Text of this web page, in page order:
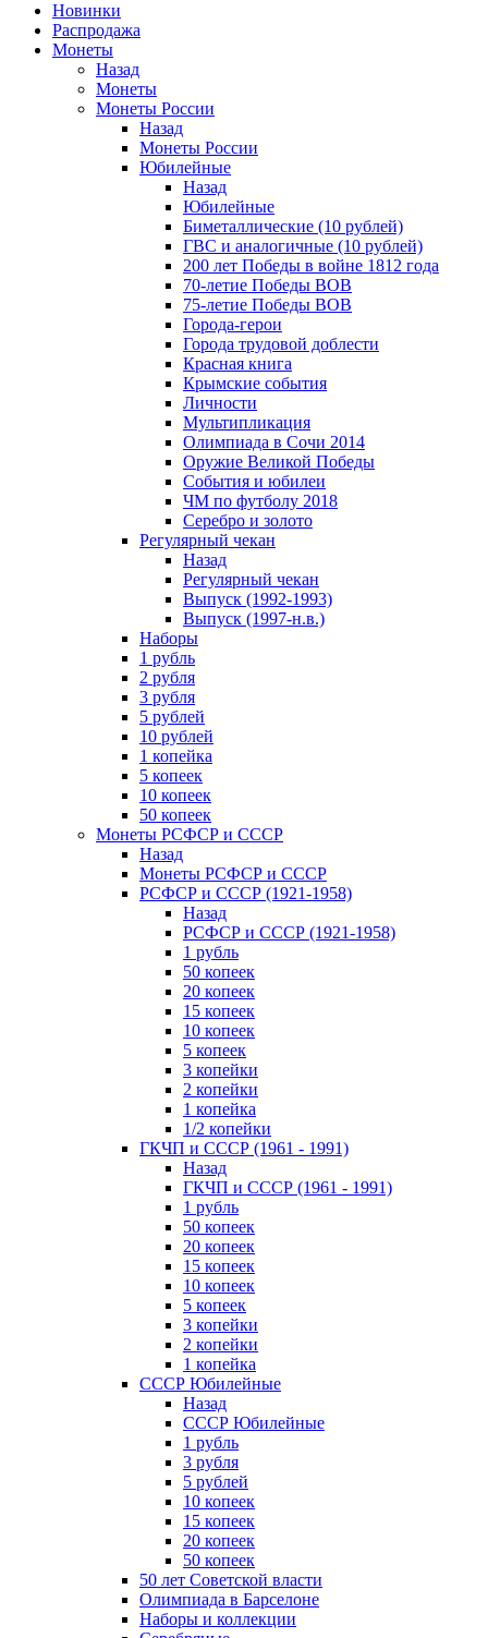
Новинки
Распродажа
Монеты
Назад
Монеты
Монеты России
Назад
Монеты России
Юбилейные
Назад
Юбилейные
Биметаллические (10 рублей)
ГВС и аналогичные (10 рублей)
200 лет Победы в войне 1812 года
70-летие Победы ВОВ
75-летие Победы ВОВ
Города-герои
Города трудовой доблести
Красная книга
Крымские события
Личности
Мультипликация
Олимпиада в Сочи 2014
Оружие Великой Победы
События и юбилеи
ЧМ по футболу 2018
Серебро и золото
Регулярный чекан
Назад
Регулярный чекан
Выпуск (1992-1993)
Выпуск (1997-н.в.)
Наборы
1 рубль
2 рубля
3 рубля
5 рублей
10 рублей
1 копейка
5 копеек
10 копеек
50 копеек
Монеты РСФСР и СССР
Назад
Монеты РСФСР и СССР
РСФСР и СССР (1921-1958)
Назад
РСФСР и СССР (1921-1958)
1 рубль
50 копеек
20 копеек
15 копеек
10 копеек
5 копеек
3 копейки
2 копейки
1 копейка
1/2 копейки
ГКЧП и СССР (1961 - 1991)
Назад
ГКЧП и СССР (1961 - 1991)
1 рубль
50 копеек
20 копеек
15 копеек
10 копеек
5 копеек
3 копейки
2 копейки
1 копейка
СССР Юбилейные
Назад
СССР Юбилейные
1 рубль
3 рубля
5 рублей
10 копеек
15 копеек
20 копеек
50 копеек
50 лет Советской власти
Олимпиада в Барселоне
Наборы и коллекции